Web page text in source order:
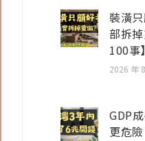
裝潢
部拆
100事】
2026 年
GDP
更危